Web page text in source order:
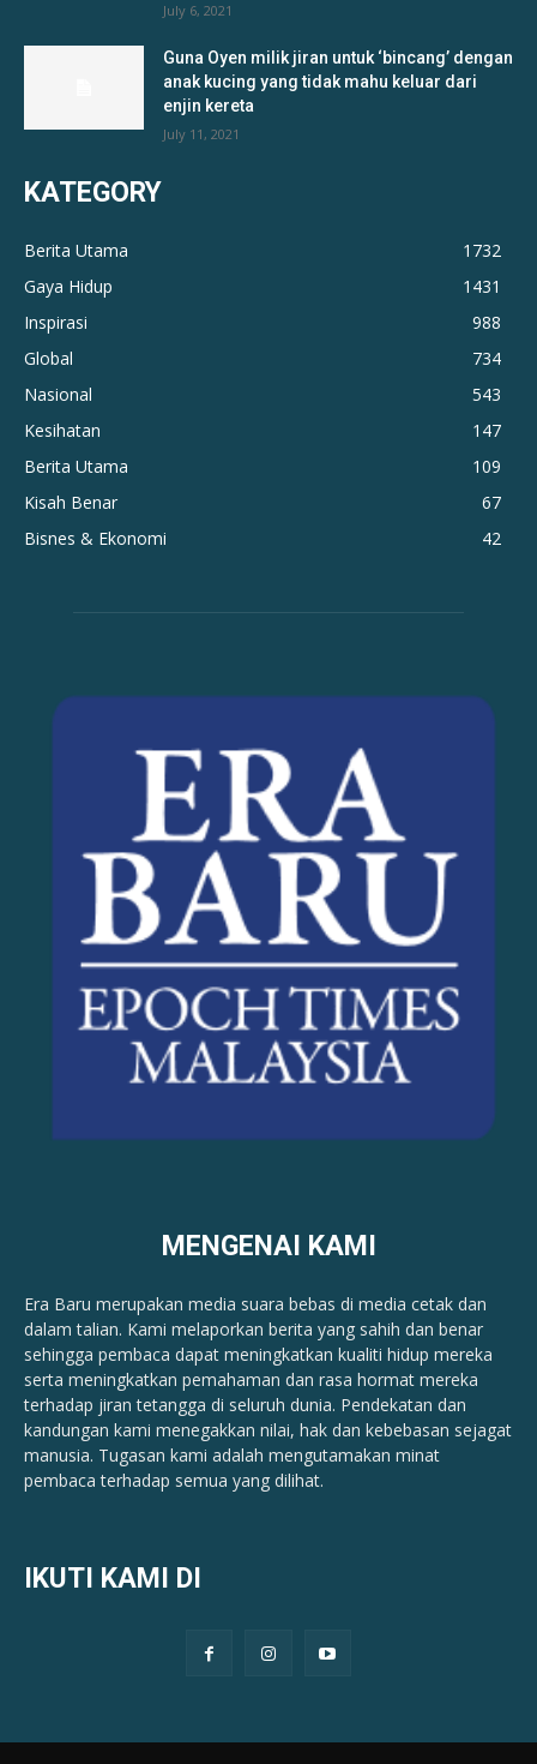
July 6, 2021
Guna Oyen milik jiran untuk ‘bincang’ dengan
anak kucing yang tidak mahu keluar dari
enjin kereta
July 11, 2021
KATEGORY
Berita Utama
1732
Gaya Hidup
1431
Inspirasi
988
Global
734
Nasional
543
Kesihatan
147
Berita Utama
109
Kisah Benar
67
Bisnes & Ekonomi
42
MENGENAI KAMI
Era Baru merupakan media suara bebas di media cetak dan
dalam talian. Kami melaporkan berita yang sahih dan benar ​​
sehingga pembaca dapat meningkatkan kualiti hidup mereka
serta meningkatkan pemahaman dan rasa hormat mereka
terhadap jiran tetangga di seluruh dunia. Pendekatan dan
kandungan kami menegakkan nilai, hak dan kebebasan sejagat
manusia. Tugasan kami adalah mengutamakan minat
pembaca terhadap semua yang dilihat.
IKUTI KAMI DI